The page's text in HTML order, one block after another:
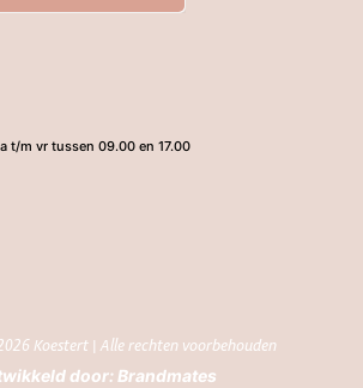
t/m vr tussen 09.00 en 17.00
Koestert | Alle rechten voorbehouden
door: Brandmates